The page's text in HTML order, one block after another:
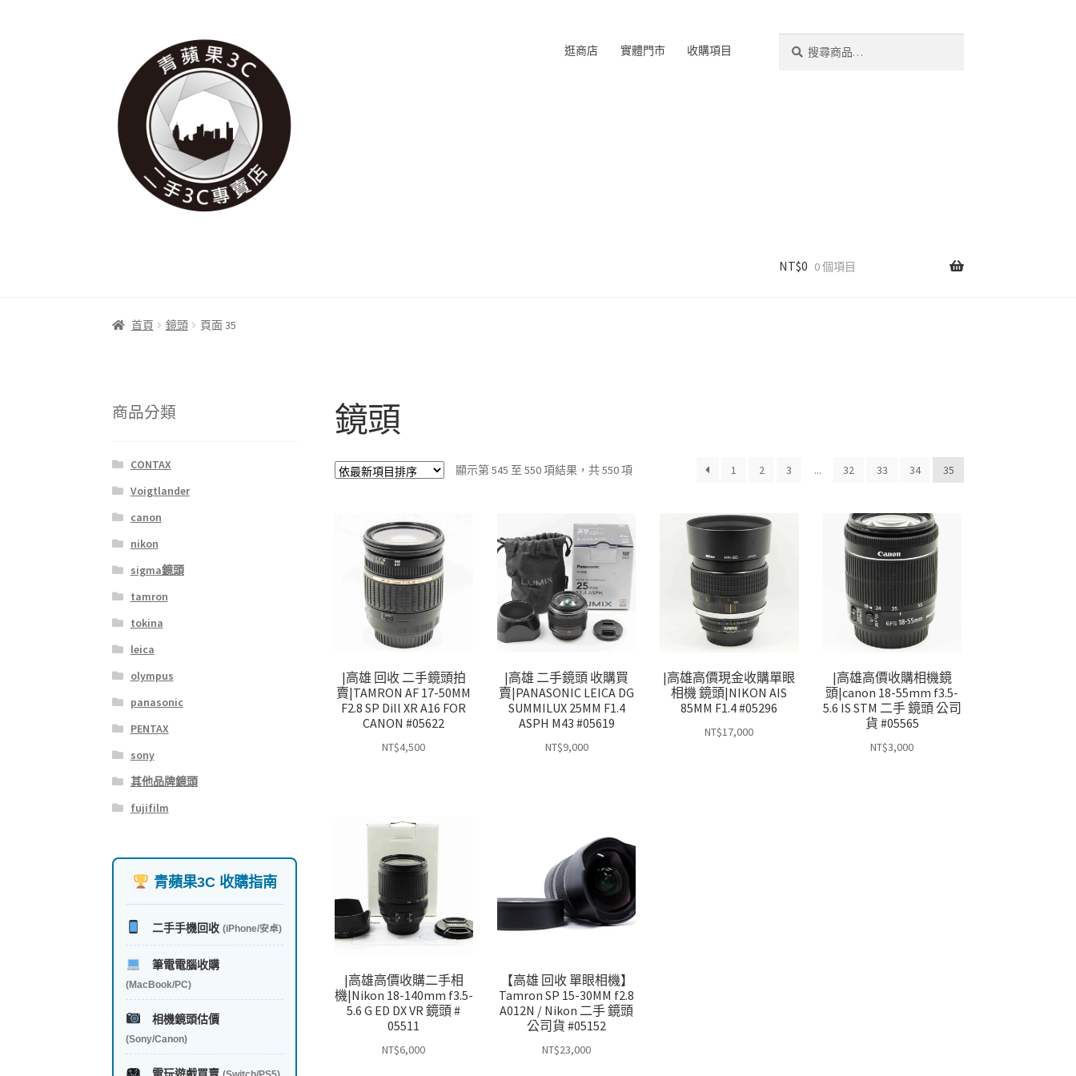
覽
列
要
內
容
逛商店 實體門市 收購項目
NT$0 0 個項目
首頁 鏡頭 頁面 35
鏡頭
顯示第 545 至 550 項結果，共 550 項依
目
序
1 2 3 ... 32 33 34 35
|高雄 回收 二手鏡頭拍
賣|TAMRON AF 17-50MM
F2.8 SP Dill XR A16 FOR
CANON #05622
NT$4,500
|高雄 二手鏡頭 收購買
賣|PANASONIC LEICA DG
SUMMILUX 25MM F1.4
ASPH M43 #05619
NT$9,000
|高雄高價現金收購單眼
相機 鏡頭|NIKON AIS
85MM F1.4 #05296
NT$17,000
|高雄高價收購相機鏡
頭|canon 18-55mm f3.5-
5.6 IS STM 二手 鏡頭 公司
貨 #05565
NT$3,000
|高雄高價收購二手相
機|Nikon 18-140mm f3.5-
5.6 G ED DX VR 鏡頭 #
05511
NT$6,000
【高雄 回收 單眼相機】
Tamron SP 15-30MM f2.8
A012N / Nikon 二手 鏡頭
公司貨 #05152
NT$23,000
商品分類
CONTAX
Voigtlander
canon
nikon
sigma鏡頭
tamron
tokina
leica
olympus
panasonic
PENTAX
sony
其他品牌鏡頭
fujifilm
青蘋果3C 收購指南
二手手機回收 (iPhone/安卓)
筆電電腦收購
(MacBook/PC)
相機鏡頭估價
(Sony/Canon)